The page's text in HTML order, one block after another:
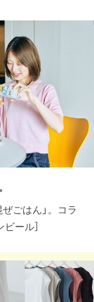
ごはん」。コラ
ール］